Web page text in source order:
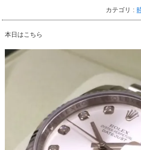
カテゴリ :
本日はこちら